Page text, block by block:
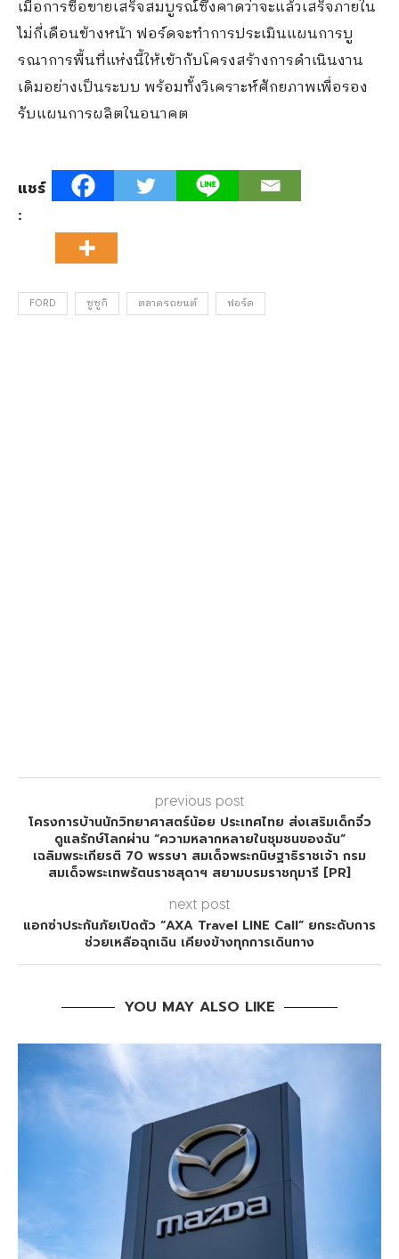
เมื่อการซื้อขายเสร็จสมบูรณ์ซึ่งคาดว่าจะแล้วเสร็จภายใน
ไม่กี่เดือนข้างหน้า ฟอร์ดจะทำการประเมินแผนการบู
รณาการพื้นที่แห่งนี้ให้เข้ากับโครงสร้างการดำเนินงาน
เดิมอย่างเป็นระบบ พร้อมทั้งวิเคราะห์ศักยภาพเพื่อรอง
รับแผนการผลิตในอนาคต
แชร์
:
FORD ซูซูกิ ตลาดรถยนต์ ฟอร์ด
previous post
โครงการบ้านนักวิทยาศาสตร์น้อย ประเทศไทย ส่งเสริมเด็กจิ๋ว
ดูแลรักษ์โลกผ่าน “ความหลากหลายในชุมชนของฉัน”
เฉลิมพระเกียรติ 70 พรรษา สมเด็จพระกนิษฐาธิราชเจ้า กรม
สมเด็จพระเทพรัตนราชสุดาฯ สยามบรมราชกุมารี [PR]
next post
แอกซ่าประกันภัยเปิดตัว “AXA Travel LINE Call” ยกระดับการ
ช่วยเหลือฉุกเฉิน เคียงข้างทุกการเดินทาง
YOU MAY ALSO LIKE